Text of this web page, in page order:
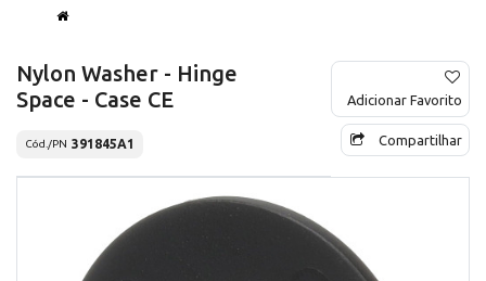
Nylon Washer - Hinge
Space - Case CE
Cód./PN 391845A1
Adicionar Favorito
Compartilhar